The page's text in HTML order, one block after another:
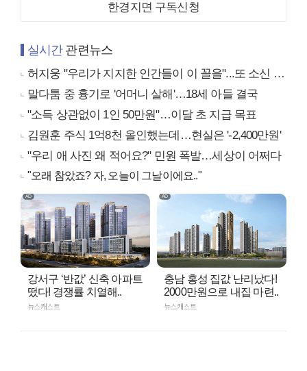
한경지면 구독신청
실시간관련뉴스
허지웅 "우리가 지지한 인간들이 이 꼴을"...또 소신 발언
말다툼 중 흉기로 '어머니 살해'…18세 아들 결국
"소득 상관없이 1인 50만원"…이달 초 지급 목표
김원훈 주식 1억8천 올인했는데…현실은 '-2,400만원'
"우리 애 사진 왜 적어요?" 민원 폭발…세상이 어쩌다
"오래 참았죠? 자, 오늘이 그날이에요.."
강서구 ‘반값’ 신축 아파트
떴다! 경쟁률 치열해..
뉴스캐스트
충남 홍성 집값 난리났다!
2000만원으로 내집 마련..
뉴스캐스트